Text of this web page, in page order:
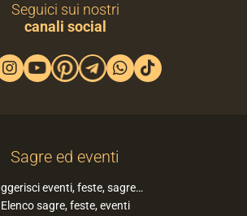
Seguici sui nostri
canali social
Sagre ed eventi
eventi, feste, sagre…
Elenco sagre, feste, eventi